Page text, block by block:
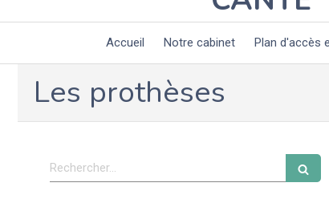
Accueil Notre cabinet Plan d'accès
Les prothèses
Rechercher